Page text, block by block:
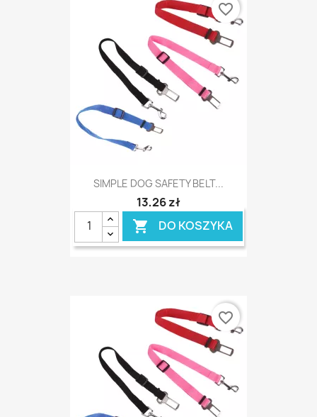
SIMPLE DOG SAFETY BELT...
13,26 zł
 DO KOSZYKA
favorite_border
favorite_border